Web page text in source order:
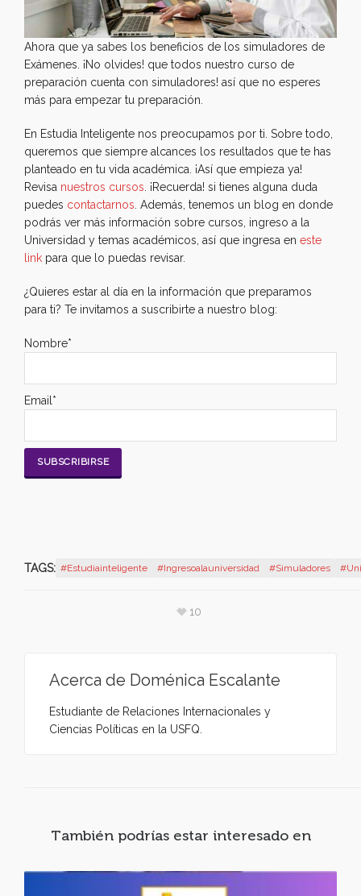
Ahora que ya sabes los beneficios de los simuladores de
Exámenes. ¡No olvides! que todos nuestro curso de
preparación cuenta con simuladores! así que no esperes
más para empezar tu preparación.
En Estudia Inteligente nos preocupamos por ti. Sobre todo,
queremos que siempre alcances los resultados que te has
planteado en tu vida académica. ¡Así que empieza ya!
Revisa nuestros cursos. ¡Recuerda! si tienes alguna duda
puedes contactarnos. Además, tenemos un blog en donde
podrás ver más información sobre cursos, ingreso a la
Universidad y temas académicos, así que ingresa en este
link para que lo puedas revisar.
¿Quieres estar al día en la información que preparamos
para ti? Te invitamos a suscribirte a nuestro blog:
Nombre*
Email*
TAGS: #estudiainteligente #ingresoalauniversidad #Simuladores
10
Acerca de Doménica Escalante
Estudiante de Relaciones Internacionales y
Ciencias Políticas en la USFQ.
También podrías estar interesado en